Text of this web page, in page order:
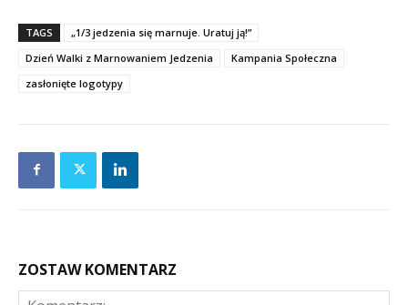
TAGS
„1/3 jedzenia się marnuje. Uratuj ją!”
Dzień Walki z Marnowaniem Jedzenia
Kampania Społeczna
zasłonięte logotypy
ZOSTAW KOMENTARZ